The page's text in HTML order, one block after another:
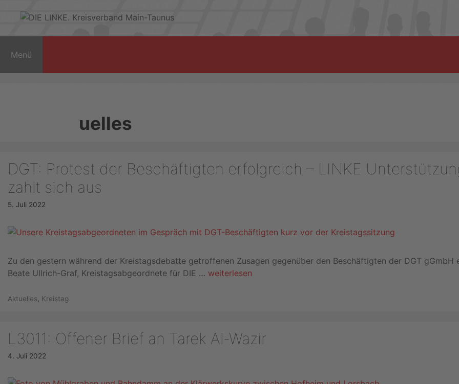
Menü
uelles
DGT: Protest der Beschäftigten erfolgreich – LINKE
zahlt sich aus
5. Juli 2022
Zu den gestern während der Kreistagsdebatte getroffenen Zusagen gegenüber den Beschäftigten der DGT gGmbH
Beate Ullrich-Graf, Kreistagsabgeordnete für DIE … weiterlesen
Kategorien
Aktuelles Kreistag
L3011: Offener Brief an Tarek Al-Wazir
4. Juli 2022